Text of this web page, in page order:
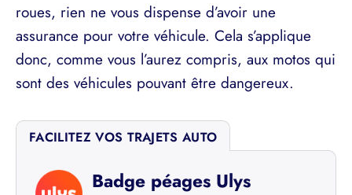
roues, rien ne vous dispense d’avoir une
assurance pour votre véhicule. Cela s’applique
donc, comme vous l’aurez compris, aux motos qui
sont des véhicules pouvant être dangereux.
FACILITEZ VOS TRAJETS AUTO
Badge péages Ulys